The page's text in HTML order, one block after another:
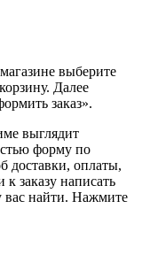
выберите
Далее
заказ».
выглядит
форму по
доставки, оплаты,
заказу написать
вас найти. Нажмите